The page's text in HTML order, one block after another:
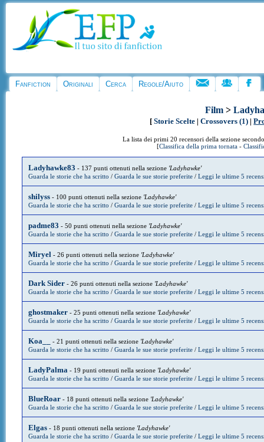
Fanfiction Originali Cerca Regole/Aiuto
Film >
[Storie Scelte |Crossovers (1) |
La lista dei primi 20 recensori della sezione
[Classifica della prima tornata-
Ladyhawke83 - 137 punti ottenuti nella sezione 'Ladyhawke'
Guarda le storie che ha scritto / Guarda le sue storie preferite/ Leggi le ultime 5
shilyss- 100 punti ottenuti nella sezione 'Ladyhawke'
Guarda le storie che ha scritto / Guarda le sue storie preferite/ Leggi le ultime 5
padme83 - 50 punti ottenuti nella sezione 'Ladyhawke'
Guarda le storie che ha scritto / Guarda le sue storie preferite/ Leggi le ultime 5
Miryel - 26 punti ottenuti nella sezione 'Ladyhawke'
Guarda le storie che ha scritto / Guarda le sue storie preferite/ Leggi le ultime 5
Dark Sider- 26 punti ottenuti nella sezione 'Ladyhawke'
Guarda le storie che ha scritto / Guarda le sue storie preferite/ Leggi le ultime 5
ghostmaker- 25 punti ottenuti nella sezione 'Ladyhawke'
Guarda le storie che ha scritto / Guarda le sue storie preferite/ Leggi le ultime 5
Koa__ - 21 punti ottenuti nella sezione 'Ladyhawke'
Guarda le storie che ha scritto / Guarda le sue storie preferite/ Leggi le ultime 5
LadyPalma - 19 punti ottenuti nella sezione 'Ladyhawke'
Guarda le storie che ha scritto / Guarda le sue storie preferite/ Leggi le ultime 5
BlueRoar- 18 punti ottenuti nella sezione 'Ladyhawke'
Guarda le storie che ha scritto / Guarda le sue storie preferite/ Leggi le ultime 5
Elgas- 18 punti ottenuti nella sezione 'Ladyhawke'
Guarda le storie che ha scritto / Guarda le sue storie preferite/ Leggi le ultime 5